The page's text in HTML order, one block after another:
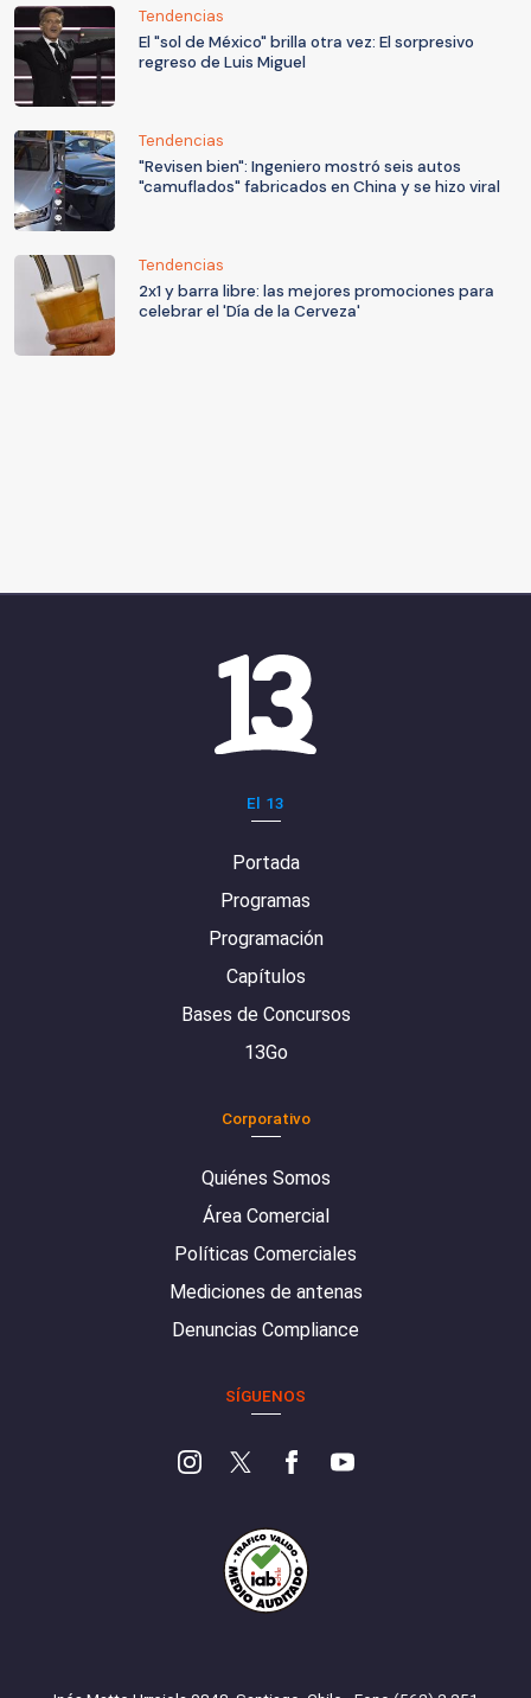
Tendencias
El "sol de México" brilla otra vez: El sorpresivo
regreso de Luis Miguel
Tendencias
"Revisen bien": Ingeniero mostró seis autos
"camuflados" fabricados en China y se hizo viral
Tendencias
2x1 y barra libre: las mejores promociones para
celebrar el 'Día de la Cerveza'
El 13
Portada
Programas
Programación
Capítulos
Bases de Concursos
13Go
Corporativo
Quiénes Somos
Área Comercial
Políticas Comerciales
Mediciones de antenas
Denuncias Compliance
SÍGUENOS